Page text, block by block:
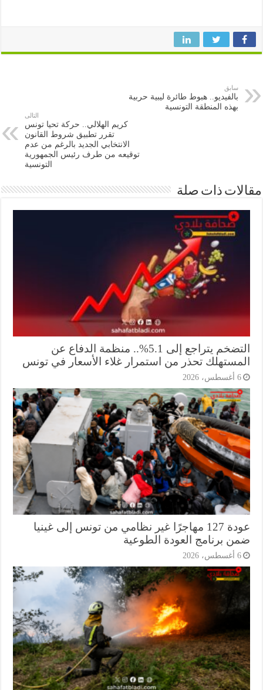
بالفيديو.. هبوط طائرة ليبية حربية
بهذه المنطقة التونسية
كريم الهلالي.. حركة تحيا تونس
تقرر تطبيق شروط القانون
الانتخابي الجديد بالرغم من عدم
توقيعه من طرف رئيس الجمهورية
التونسية
ذات صلة
التضخم يتراجع إلى 5.1%.. منظمة الدفاع عن
تحذر من استمرار غلاء الأسعار في تونس
عودة 127 مهاجرًا غير نظامي من تونس إلى غينيا
برنامج العودة الطوعية